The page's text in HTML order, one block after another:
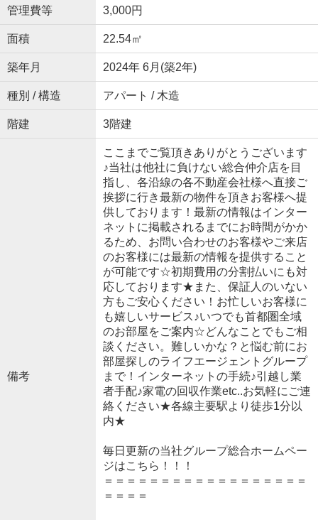
管理費等 3,000円
面積 22.54㎡
築年月 2024年 6月(築2年)
種別 / 構造 アパート / 木造
階建 3階建
備考
ここまでご覧頂きありがとうございます
♪当社は他社に負けない総合仲介店を目
指し、各沿線の各不動産会社様へ直接ご
挨拶に行き最新の物件を頂きお客様へ提
供しております！最新の情報はインター
ネットに掲載されるまでにお時間がかか
るため、お問い合わせのお客様やご来店
のお客様には最新の情報を提供すること
が可能です☆初期費用の分割払いにも対
応しております★また、保証人のいない
方もご安心ください！お忙しいお客様に
も嬉しいサービス♪いつでも首都圏全域
のお部屋をご案内☆どんなことでもご相
談ください。難しいかな？と悩む前にお
部屋探しのライフエージェントグループ
まで！インターネットの手続♪引越し業
者手配♪家電の回収作業etc..お気軽にご連
絡ください★各線主要駅より徒歩1分以
内★
毎日更新の当社グループ総合ホームペー
ジはこちら！！！
＝＝＝＝＝＝＝＝＝＝＝＝＝＝＝＝＝＝
＝＝＝＝